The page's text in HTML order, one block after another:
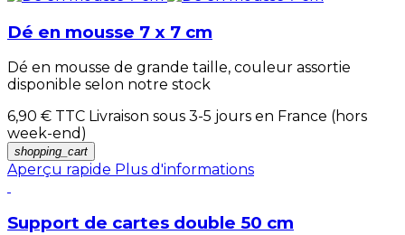
Dé en mousse 7 x 7 cm
Dé en mousse de grande taille, couleur assortie
disponible selon notre stock
6,90 € TTC Livraison sous 3-5 jours en France (hors
week-end)
shopping_cart
Aperçu rapide Plus d'informations
Support de cartes double 50 cm